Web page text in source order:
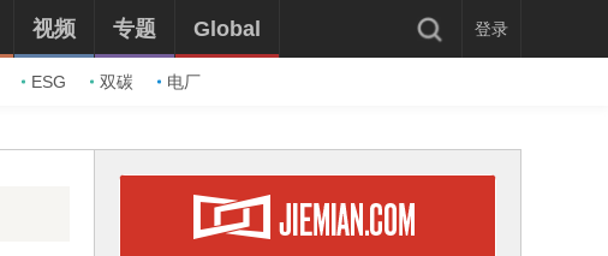
ESG 双碳 电厂
视频 专题 Global 登录